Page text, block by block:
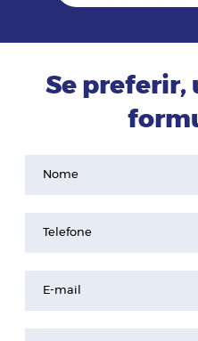
Se preferir,
Nome
Telefone
E-mail